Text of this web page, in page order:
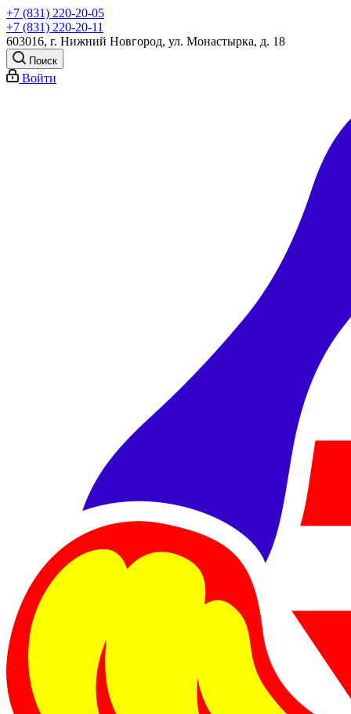
+7 (831) 220-20-05
+7 (831) 220-20-11
603016, г. Нижний Новгород, ул. Монастырка, д. 18
Поиск
Войти